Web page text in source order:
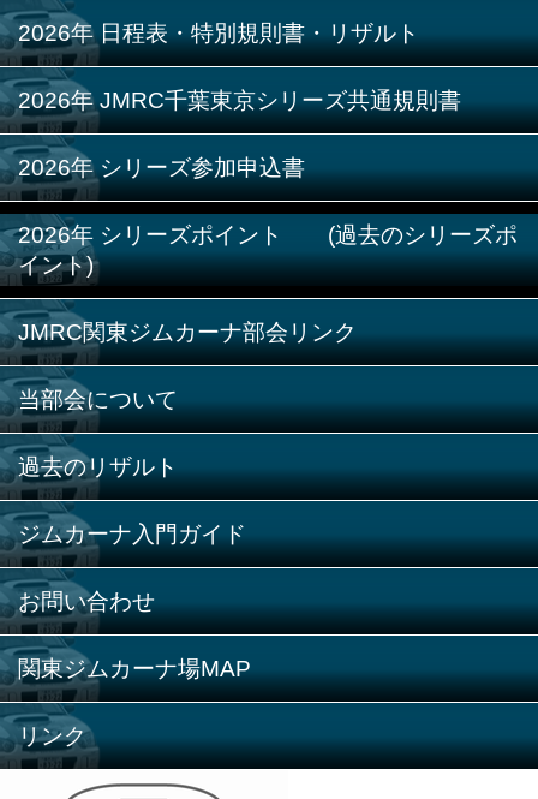
2026年 日程表・特別規則書・リザルト
2026年 JMRC千葉東京シリーズ共通規則書
2026年 シリーズ参加申込書
2026年 シリーズポイント (過去のシリーズポ
イント)
JMRC関東ジムカーナ部会リンク
当部会について
過去のリザルト
ジムカーナ入門ガイド
お問い合わせ
関東ジムカーナ場MAP
リンク